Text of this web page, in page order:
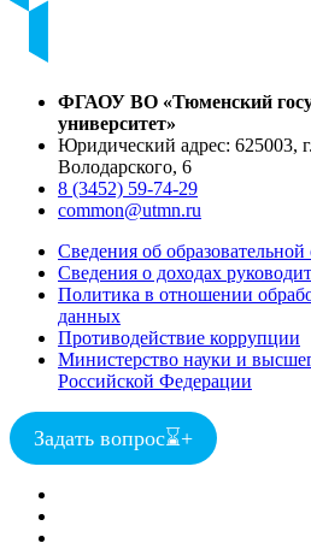
ФГАОУ ВО «Тюменский
университет»
Юридический адрес: 625003,
Володарского, 6
8 (3452) 59-74-29
common@utmn.ru
Сведения об образовательной
Сведения о доходах
Политика в отношении
данных
Противодействие коррупции
Министерство науки и
Российской Федерации
Задать вопрос⌛+